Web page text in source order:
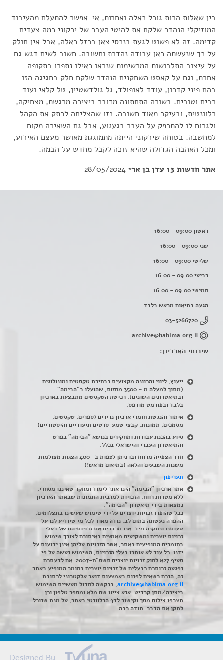
בין שאלות הרות גורל כאלה ואחרות, אי-אפשר להתעלם מהעיבוד
המוזיקלי הנהדר שלקח את להיטי העבר של ירקוני כמה צעדים
קדימה. זה לא פשוט לגעת בנכסי צאן ברזל כאלה, אבל אין חולק
על כך שנעשתה כאן עבודה נהדרת וחשובה. חשוב לשים דגש גם
על עיצוב התלבושות המרשימות שנראו כאילו נתפרו בתקופה
אחרת, וגם על קאסט השחקנים הנהדר שלקח חלק בחגיגה הזו -
בהם פיני קדרון, עודד לאופולד, גל גולדשטיין, טל קלאי ועוד
רבים וטובים. בשורה התחתונה מדובר ביצירה מרגשת, מצחיקה,
רלוונטית, ובעיקר מאוד חשובה. כזו שהצליחה לרתק את הקהל
ולגרום לו להתרפק על העבר בגעגוע, אבל גם השאירה מקום
למחשבה. בטוחה שירקוני הייתה מתמוגגת מאושר מעצם האירוע,
ומכל האהבה הגדולה שהיא זוכה לקבל מחדש על הבמה.
אתר חדשות 13
עדן בן ארי 28/05/2024
ראשון 09:00 - 16:00
שני 09:00 - 16:00
שלישי 09:00 - 16:00
רביעי 09:00 - 16:00
חמישי 09:00 - 16:00
הגעה בתיאום מראש בלבד
03-5266720
archive@habima.org.il
שירותי הארכיון:
ייעוץ, ליווי והכוונה מקצועית בבחירת טקסטים ומונולוגים
(מתוך למעלה מ – 3500 מחזות, שהועלו ב"הבימה"
ובתיאטרונים השונים). רכישת הטקסטים מתבצעת בארכיון
בלבד ובפורמט מודפס.
איתור והנגשת חומרי ארכיון נדירים (ספרים, טקסטים,
מסמכים, תמונות, קבצי שמע, סרטים תיעודיים והיסטוריים)
סיוע בהכנת עבודות ותחקירים בנושא "הבימה" בפרט
והתיאטרון העברי והישראלי בכלל.
חדר הצפייה מרווח ובו ניתן לצפות ב- 400 הצגות מצולמות
משנות השבעים והלאה (בתיאום מראש!)
תעריפון
אתר ארכיון "הבימה" הינו אתר לימוד ומחקר שאיננו מסחרי,
ללא מטרות רווח. הזכויות למרבית התמונות שבאתר הארכיון
נמצאות בידי תיאטרון "הבימה".
ככל שהופרו זכויות יוצרים על ידי שימוש שעשינו בתצלומים,
ההפרה נעשתה בתום לב. נודה מאוד לכל מי שיודיע לנו על
טעותנו ונתקנה מיד. אנו מכבדים את זכויותיהם של בעלי
זכויות יוצרים ומשקיעים מאמצים באיתורם לצורך שימוש
בחומרים המופיעים באתר, אשר הזכויות עליהן אינן ידועות על
ידנו. כל עוד לא אותרו בעלי הזכויות, השימוש נעשה על פי
סעיף 27א לחוק זכויות יוצרים תשס"ח-2007. אם לדעתכם
נפגעה זכותכם כבעלים של זכויות יוצרים בחומר המופיע באתר
זה, הנכם רשאים לפנות באמצעות דואר אלקטרוני לכתובת:
archive@habima.org.il, בבקשה לחדול מעשיית השימוש
ביצירה/מתן קרדיט. אנא ציינו שם מלא ומספר טלפון וכן
תצרפו צילום מסך וקישור לדף הרלוונטי באתר, על מנת שנוכל
לתקן את הדבר. תודה רבה.
Designed By